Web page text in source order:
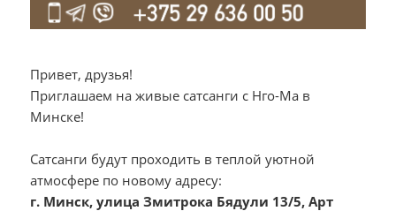
Привет, друзья!
Приглашаем на живые сатсанги с Нго-Ма в
Минске!
Сатсанги будут проходить в теплой уютной
атмосфере по новому адресу:
г. Минск, улица Змитрока Бядули 13/5, Арт